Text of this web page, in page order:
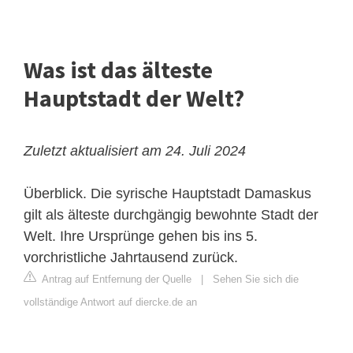
Was ist das älteste
Hauptstadt der Welt?
Zuletzt aktualisiert am 24. Juli 2024
Überblick. Die syrische Hauptstadt Damaskus
gilt als älteste durchgängig bewohnte Stadt der
Welt. Ihre Ursprünge gehen bis ins 5.
vorchristliche Jahrtausend zurück.
Antrag auf Entfernung der Quelle
Sehen Sie sich die
vollständige Antwort auf diercke.de an